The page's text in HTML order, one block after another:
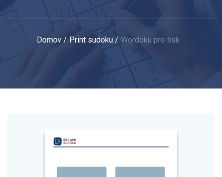
Domov Print sudoku Wordoku pro tisk